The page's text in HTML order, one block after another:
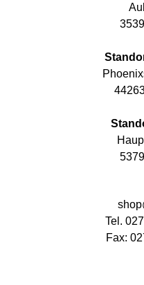
Tel.
Fax: